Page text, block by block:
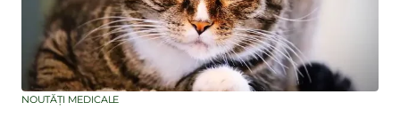
NOUTĂȚI MEDICALE